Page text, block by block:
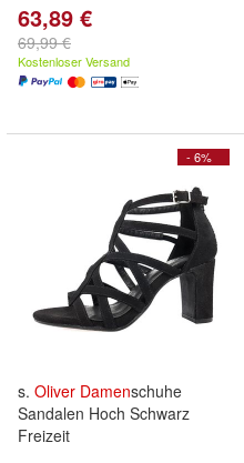
63,89 €
69,99 €
Kostenloser Versand
- 6%
s. Oliver Damenschuhe
Sandalen Hoch Schwarz
Freizeit